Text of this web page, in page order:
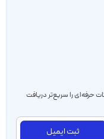
حرفه‌ای را سریع‌تر دریافت
ثبت ایمیل